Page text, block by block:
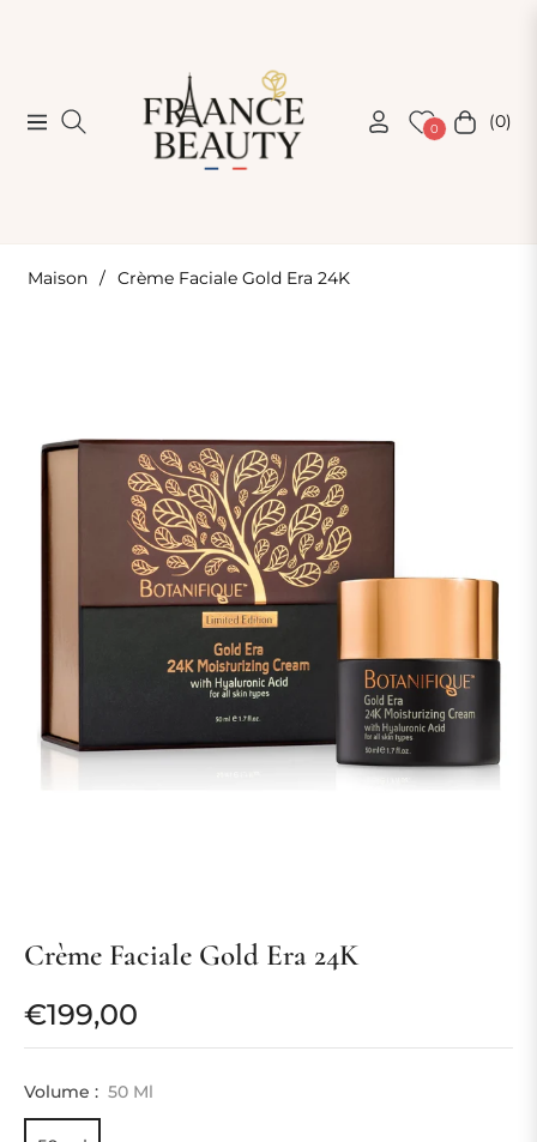
Navigation 0 Chariot
(0)
Maison / Crème Faciale Gold Era 24K
Crème Faciale Gold Era 24K
Prix
habituel
€199,00
Volume : 50 Ml